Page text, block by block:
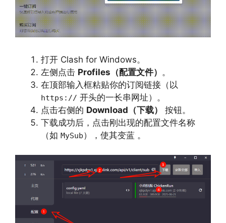
打开 Clash for Windows。
左侧点击 Profiles（配置文件） 。
在顶部输入框粘贴你的订阅链接（以
https:// 开头的一长串网址）。
点击右侧的 Download（下载）
按钮。
下载成功后，点击刚出现的配置文件名称
（如 MySub），使其变蓝 。